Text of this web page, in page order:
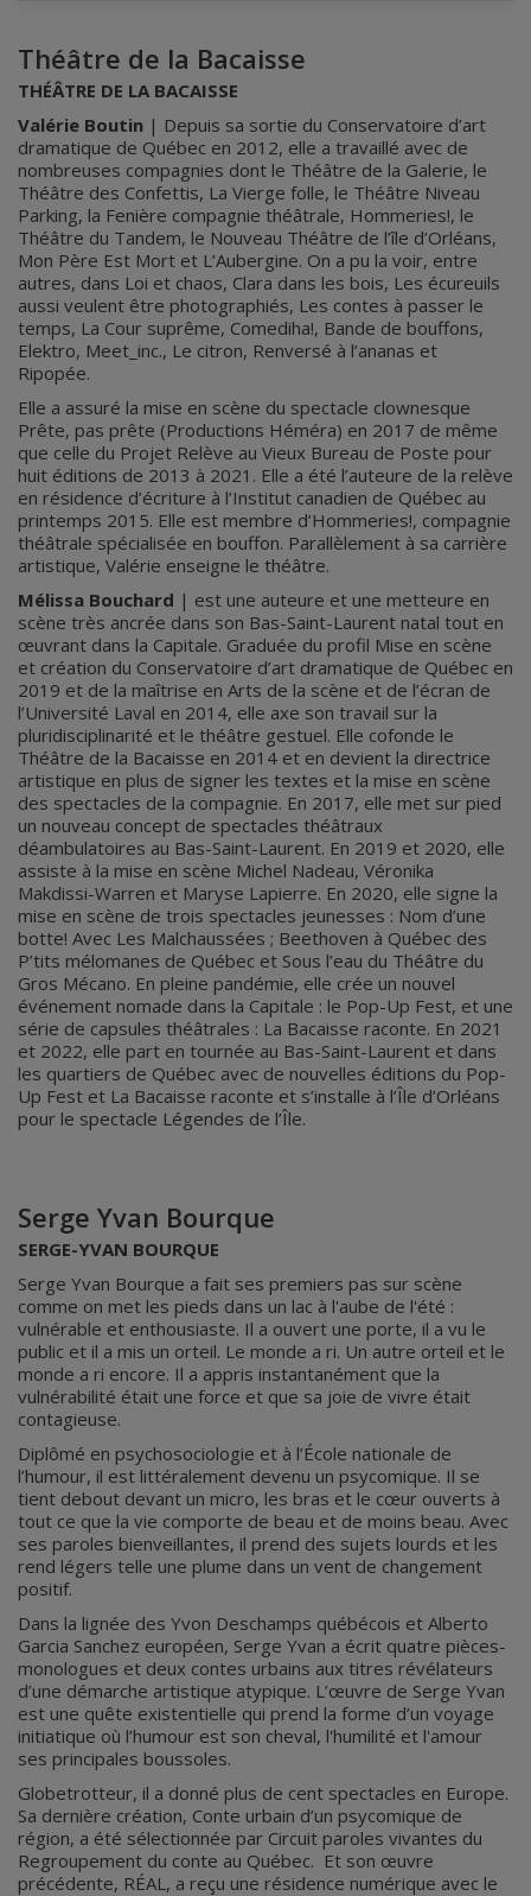
Théâtre de la Bacaisse
THÉÂTRE DE LA BACAISSE
Valérie Boutin | Depuis sa sortie du Conservatoire d’art
dramatique de Québec en 2012, elle a travaillé avec de
nombreuses compagnies dont le Théâtre de la Galerie, le
Théâtre des Confettis, La Vierge folle, le Théâtre Niveau
Parking, la Fenière compagnie théâtrale, Hommeries!, le
Théâtre du Tandem, le Nouveau Théâtre de l’île d’Orléans,
Mon Père Est Mort et L’Aubergine. On a pu la voir, entre
autres, dans Loi et chaos, Clara dans les bois, Les écureuils
aussi veulent être photographiés, Les contes à passer le
temps, La Cour suprême, Comediha!, Bande de bouffons,
Elektro, Meet_inc., Le citron, Renversé à l’ananas et
Ripopée.
Elle a assuré la mise en scène du spectacle clownesque
Prête, pas prête (Productions Héméra) en 2017 de même
que celle du Projet Relève au Vieux Bureau de Poste pour
huit éditions de 2013 à 2021. Elle a été l’auteure de la relève
en résidence d’écriture à l’Institut canadien de Québec au
printemps 2015. Elle est membre d’Hommeries!, compagnie
théâtrale spécialisée en bouffon. Parallèlement à sa carrière
artistique, Valérie enseigne le théâtre.
Mélissa Bouchard | est une auteure et une metteure en
scène très ancrée dans son Bas-Saint-Laurent natal tout en
œuvrant dans la Capitale. Graduée du profil Mise en scène
et création du Conservatoire d’art dramatique de Québec en
2019 et de la maîtrise en Arts de la scène et de l’écran de
l’Université Laval en 2014, elle axe son travail sur la
pluridisciplinarité et le théâtre gestuel. Elle cofonde le
Théâtre de la Bacaisse en 2014 et en devient la directrice
artistique en plus de signer les textes et la mise en scène
des spectacles de la compagnie. En 2017, elle met sur pied
un nouveau concept de spectacles théâtraux
déambulatoires au Bas-Saint-Laurent. En 2019 et 2020, elle
assiste à la mise en scène Michel Nadeau, Véronika
Makdissi-Warren et Maryse Lapierre. En 2020, elle signe la
mise en scène de trois spectacles jeunesses : Nom d’une
botte! Avec Les Malchaussées ; Beethoven à Québec des
P’tits mélomanes de Québec et Sous l’eau du Théâtre du
Gros Mécano. En pleine pandémie, elle crée un nouvel
événement nomade dans la Capitale : le Pop-Up Fest, et une
série de capsules théâtrales : La Bacaisse raconte. En 2021
et 2022, elle part en tournée au Bas-Saint-Laurent et dans
les quartiers de Québec avec de nouvelles éditions du Pop-
Up Fest et La Bacaisse raconte et s’installe à l’Île d’Orléans
pour le spectacle Légendes de l’Île.
Serge Yvan Bourque
SERGE-YVAN BOURQUE
Serge Yvan Bourque a fait ses premiers pas sur scène
comme on met les pieds dans un lac à l'aube de l'été :
vulnérable et enthousiaste. Il a ouvert une porte, il a vu le
public et il a mis un orteil. Le monde a ri. Un autre orteil et le
monde a ri encore. Il a appris instantanément que la
vulnérabilité était une force et que sa joie de vivre était
contagieuse.
Diplômé en psychosociologie et à l’École nationale de
l’humour, il est littéralement devenu un psycomique. Il se
tient debout devant un micro, les bras et le cœur ouverts à
tout ce que la vie comporte de beau et de moins beau. Avec
ses paroles bienveillantes, il prend des sujets lourds et les
rend légers telle une plume dans un vent de changement
positif.
Dans la lignée des Yvon Deschamps québécois et Alberto
Garcia Sanchez européen, Serge Yvan a écrit quatre pièces-
monologues et deux contes urbains aux titres révélateurs
d’une démarche artistique atypique. L’œuvre de Serge Yvan
est une quête existentielle qui prend la forme d’un voyage
initiatique où l’humour est son cheval, l'humilité et l'amour
ses principales boussoles.
Globetrotteur, il a donné plus de cent spectacles en Europe.
Sa dernière création, Conte urbain d’un psycomique de
région, a été sélectionnée par Circuit paroles vivantes du
Regroupement du conte au Québec. Et son œuvre
précédente, RÉAL, a reçu une résidence numérique avec le